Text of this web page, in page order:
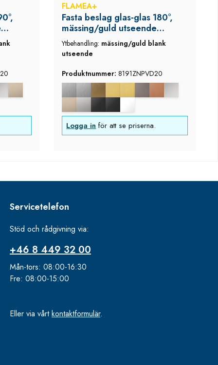
FLAMEA+
Fasta beslag glas‑glas 180°,
mässing/guld utseende
(blank), Flamea+
Ytbehandling: mässing/guld blank
utseende
Produktnummer:8191ZNPVD20
Logga in för att se priserna.
Servicetelefon
Stöd och rådgivning via:
+46 8 449 32 00
Mån-tors: 08:00-16:30
Fre: 08:00-15:00
Eller via vårtkontaktformulär.